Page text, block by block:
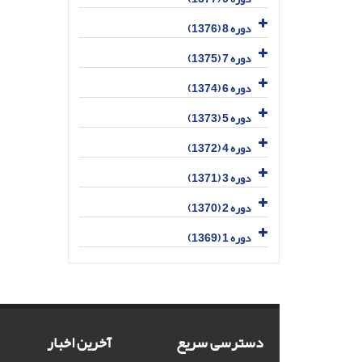
دوره 8 (1376)
دوره 7 (1375)
دوره 6 (1374)
دوره 5 (1373)
دوره 4 (1372)
دوره 3 (1371)
دوره 2 (1370)
دوره 1 (1369)
دسترسی سریع آخرین اخبار